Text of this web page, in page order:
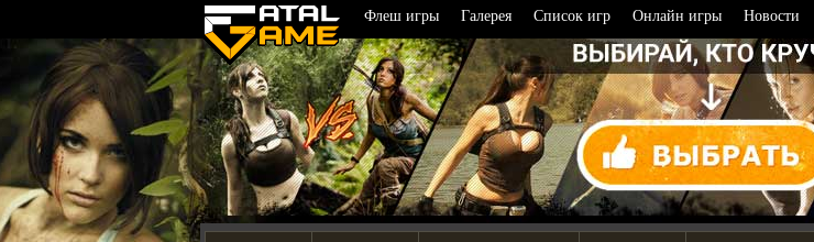
Флеш игры Галерея Список игр Онлайн игры Новости